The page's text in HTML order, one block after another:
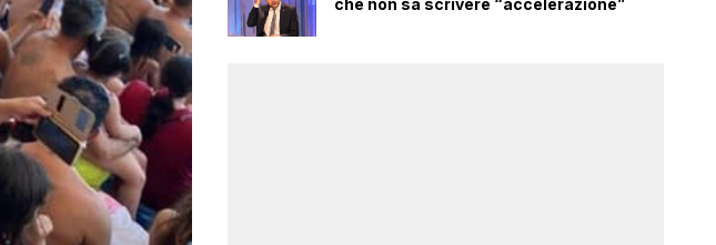
che non sa scrivere “accelerazione”